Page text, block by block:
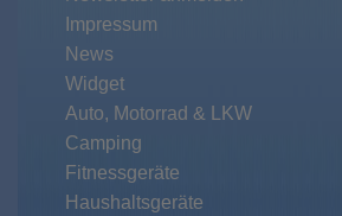
Impressum
News
Widget
Auto, Motorrad & LKW
Camping
Fitnessgeräte
Haushaltsgeräte